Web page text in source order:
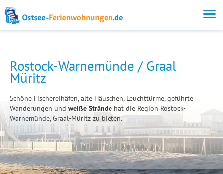
Rostock-Warnemünde / Graal
Müritz
Schöne Fischereihäfen, alte Häuschen, Leuchttürme, geführte
Wanderungen und weiße Strände hat die Region Rostock-
Warnemünde, Graal-Müritz zu bieten.